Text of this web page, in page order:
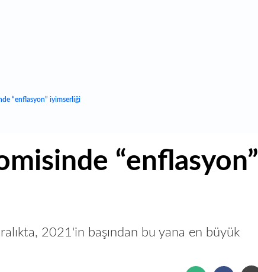
“enflasyon” iyimserliği
“enflasyon”
2021'in başından bu yana en büyük